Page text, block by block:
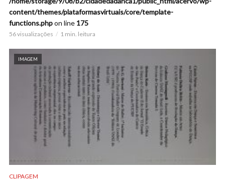
content/themes/plataformasvirtuais/core/template-
functions.phpon line 175
56 visualizações 1 min. leitura
IMAGEM
CLIPAGEM